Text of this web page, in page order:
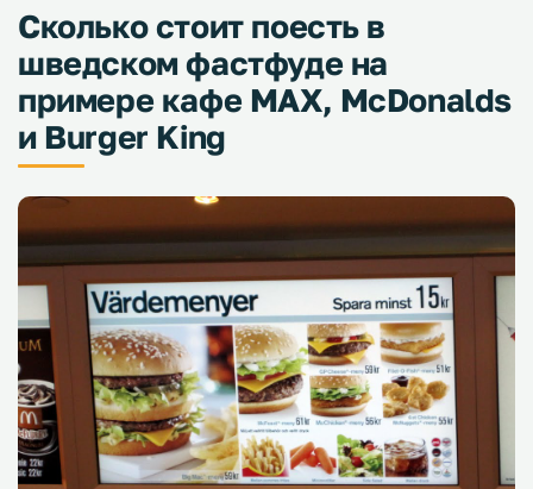
Сколько стоит поесть в
шведском фастфуде на
примере кафе MAX, McDonalds
и Burger King